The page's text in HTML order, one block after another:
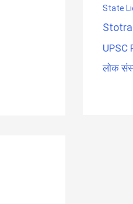
State
UPSC
लोक